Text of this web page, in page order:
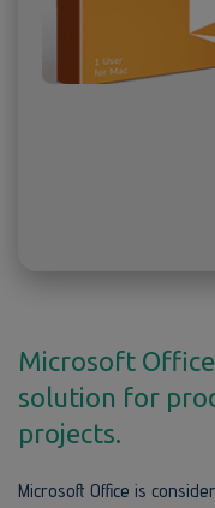
Microsoft
solution for
projects.
Microsoft Office is